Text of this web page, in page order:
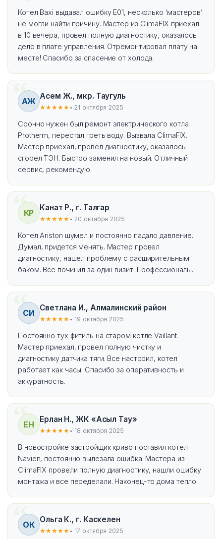
Котел Baxi выдавал ошибку E01, несколько ‘мастеров’
не могли найти причину. Мастер из ClimaFIX приехал
в 10 вечера, провел полную диагностику, оказалось
дело в плате управления. Отремонтировал плату на
месте! Спасибо за спасение от холода.
АЖ
Асем Ж., мкр. Таугуль
★★★★★ • 21 октября 2025
Срочно нужен был ремонт электрического котла
Protherm, перестал греть воду. Вызвала ClimaFIX.
Мастер приехал, провел диагностику, оказалось
сгорел ТЭН. Быстро заменил на новый. Отличный
сервис, рекомендую.
КР
Канат Р., г. Талгар
★★★★★ • 20 октября 2025
Котел Ariston шумел и постоянно падало давление.
Думал, придется менять. Мастер провел
диагностику, нашел проблему с расширительным
баком. Все починил за один визит. Профессионалы.
СИ
Светлана И., Алмалинский район
★★★★★ • 19 октября 2025
Постоянно тух фитиль на старом котле Vaillant.
Мастер приехал, провел полную чистку и
диагностику датчика тяги. Все настроил, котел
работает как часы. Спасибо за оперативность и
аккуратность.
ЕН
Ерлан Н., ЖК «Асыл Тау»
★★★★★ • 18 октября 2025
В новостройке застройщик криво поставил котел
Navien, постоянно вылезала ошибка. Мастера из
ClimaFIX провели полную диагностику, нашли ошибку
монтажа и все переделали. Наконец-то дома тепло.
ОК
Ольга К., г. Каскелен
★★★★★ • 17 октября 2025